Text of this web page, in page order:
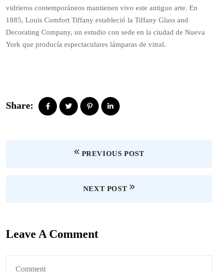
vidrieros contemporáneos mantienen vivo este antiguo arte. En
1885, Louis Comfort Tiffany estableció la Tiffany Glass and
Decorating Company, un estudio con sede en la ciudad de Nueva
York que producía espectaculares lámparas de vitral.
Share:
PREVIOUS POST
NEXT POST
Leave A Comment